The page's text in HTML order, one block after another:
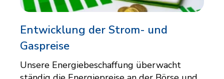
Entwicklung der Strom- und
Gaspreise
Unsere Energiebeschaffung überwacht